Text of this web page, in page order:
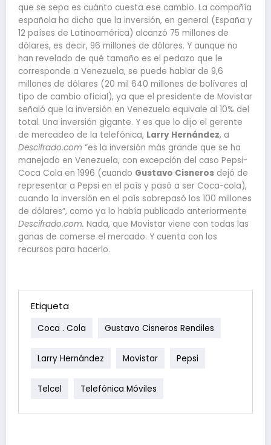
que se sepa es cuánto cuesta ese cambio. La compañía
española ha dicho que la inversión, en general (España y
12 países de Latinoamérica) alcanzó 75 millones de
dólares, es decir, 96 millones de dólares. Y aunque no
han revelado de qué tamaño es el pedazo que le
corresponde a Venezuela, se puede hablar de 9,6
millones de dólares (20 mil 640 millones de bolívares al
tipo de cambio oficial), ya que el presidente de Movistar
señaló que la inversión en Venezuela equivale al 10% del
total. Una inversión gigante. Y es que lo dijo el gerente
de mercadeo de la telefónica, Larry Hernández, a
Descifrado.com “es la inversión más grande que se ha
manejado en Venezuela, con excepción del caso Pepsi-
Coca Cola en 1996 (cuando Gustavo Cisneros dejó de
representar a Pepsi en el país y pasó a ser Coca-cola),
cuando la inversión en el país sobrepasó los 100 millones
de dólares”, como ya lo había publicado anteriormente
Descifrado.com. Nada, que Movistar viene con todas las
ganas de comerse el mercado. Y cuenta con los
recursos para hacerlo.
Etiqueta
Coca . Cola Gustavo Cisneros Rendiles
Larry Hernández Movistar Pepsi
Telcel Telefónica Móviles